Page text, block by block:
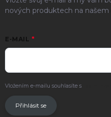
nových produktech na našem
E-MAIL
Vložením e-mailu souhlasíte s
Přihlásit se